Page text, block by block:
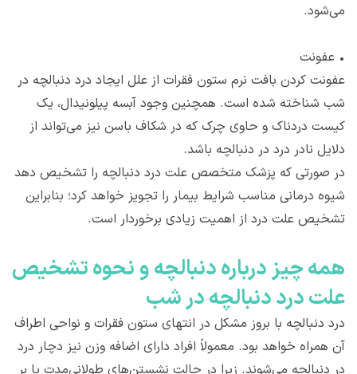
می‌شود.
• عفونت
عفونت کردن بافت نرم ستون فقرات از علل ایجاد درد دنبالچه در
شب شناخته شده است. همچنین وجود آبسه پیلونیدال، یک
کیست دردناک و حاوی چرک که در شکاف باسن نیز می‌تواند از
دلایل نادر درد در دنبالچه باشد.
در صورتی که پزشک متخصص علت درد دنبالچه را تشخیص دهد
شیوه درمانی مناسب شرایط بیمار را تجویز خواهد کرد؛ بنابراین
تشخیص علت درد از اهمیت زیادی برخوردار است.
همه چیز درباره دنبالچه و نحوه تشخیص
علت درد دنبالچه در شب
درد دنبالچه با بروز مشکل در انتهای ستون فقرات و نواحی اطراف
آن همراه خواهد بود. معمولاً افراد دارای اضافه ‌وزن نیز دچار درد